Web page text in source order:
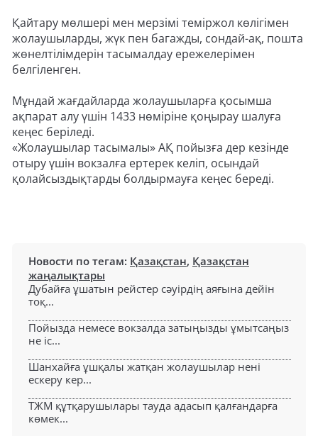
Қайтару мөлшері мен мерзімі теміржол көлігімен
жолаушыларды, жүк пен багажды, сондай-ақ, пошта
жөнелтілімдерін тасымалдау ережелерімен
белгіленген.
Мұндай жағдайларда жолаушыларға қосымша
ақпарат алу үшін 1433 нөміріне қоңырау шалуға
кеңес беріледі.
«Жолаушылар тасымалы» АҚ пойызға дер кезінде
отыру үшін вокзалға ертерек келіп, осындай
қолайсыздықтарды болдырмауға кеңес береді.
Новости по тегам: Қазақстан, Қазақстан
жаңалықтары
Дубайға ұшатын рейстер сәуірдің аяғына дейін
тоқ...
Пойызда немесе вокзалда затыңызды ұмытсаңыз
не іс...
Шанхайға ұшқалы жатқан жолаушылар нені
ескеру кер...
ТЖМ құтқарушылары тауда адасып қалғандарға
көмек...